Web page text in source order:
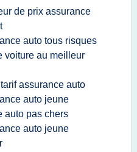
de prix assurance
auto tous risques
voiture au meilleur
assurance auto
auto jeune
auto pas chers
auto jeune